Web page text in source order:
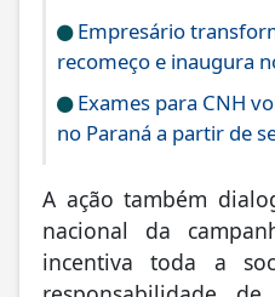
LEIA TAMBÉM:
Câmara de Iporã
das sessões e
dos vereadores
recomeço e inaugura
Exames para CNH
no Paraná a partir de